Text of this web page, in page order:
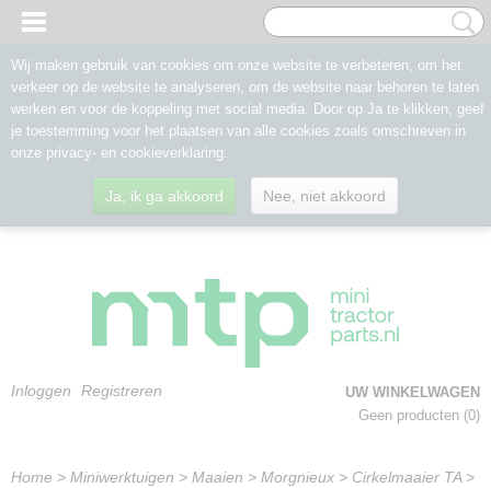
Inloggen Registreren
UW WINKELWAGEN
Geen producten (0)
Home > Miniwerktuigen > Maaien > Morgnieux > Cirkelmaaier TA>
Wij maken gebruik van cookies om onze website te verbeteren, om het
verkeer op de website te analyseren, om de website naar behoren te laten
werken en voor de koppeling met social media. Door op Ja te klikken, geef
je toestemming voor het plaatsen van alle cookies zoals omschreven in
onze privacy- en cookieverklaring.
Ja, ik ga akkoord Nee, niet akkoord